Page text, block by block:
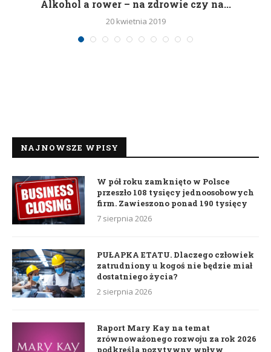
Alkohol a rower – na zdrowie czy na...
20 kwietnia 2019
NAJNOWSZE WPISY
W pół roku zamknięto w Polsce
przeszło 108 tysięcy jednoosobowych
firm. Zawieszono ponad 190 tysięcy
7 sierpnia 2026
PUŁAPKA ETATU. Dlaczego człowiek
zatrudniony u kogoś nie będzie miał
dostatniego życia?
2 sierpnia 2026
Raport Mary Kay na temat
zrównoważonego rozwoju za rok 2026
podkreśla pozytywny wpływ